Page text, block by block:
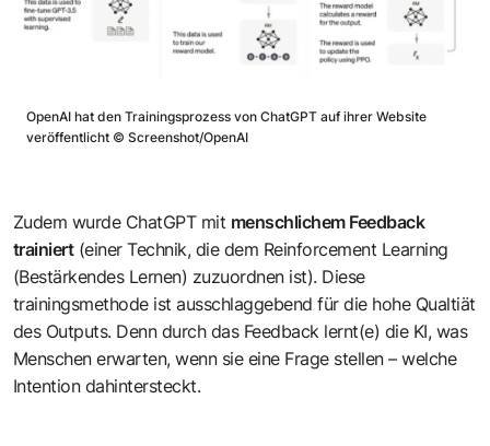
OpenAI hat den Trainingsprozess von ChatGPT auf ihrer Website
veröffentlicht © Screenshot/OpenAI
Zudem wurde ChatGPT mit menschlichem Feedback
trainiert(einer Technik, die dem Reinforcement Learning
(Bestärkendes Lernen) zuzuordnen ist). Diese
trainingsmethode ist ausschlaggebend für die hohe Qualtiät
des Outputs. Denn durch das Feedback lernt(e) die KI, was
Menschen erwarten, wenn sie eine Frage stellen – welche
Intention dahintersteckt.